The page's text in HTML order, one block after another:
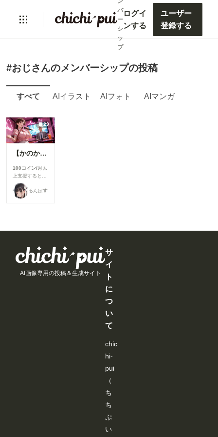
バ
ー
シ
ッ
プ
ログイ
ンする
ユーザー
登録する
#おじさんのメンバーシップの投稿
すべて AIイラスト AIフォト AIマンガ
29
【かのかり】千鶴：ヤバい客…？
100コイン/月 以
上支援すると見
ることができま
す
るんぽす
AI画像専用の投稿＆生成サイト
サ
イ
ト
に
つ
い
て
chic
hi-
pui
（
ち
ち
ぷ
い